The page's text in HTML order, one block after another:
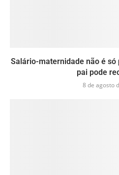
Salário-maternidade não é só
pai pode
8 de agosto